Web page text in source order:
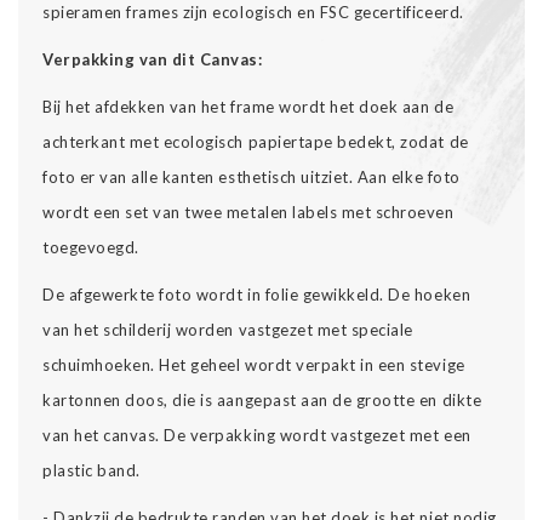
spieramen frames zijn ecologisch en FSC gecertificeerd.
Verpakking van dit Canvas:
Bij het afdekken van het frame wordt het doek aan de
achterkant met ecologisch papiertape bedekt, zodat de
foto er van alle kanten esthetisch uitziet. Aan elke foto
wordt een set van twee metalen labels met schroeven
toegevoegd.
De afgewerkte foto wordt in folie gewikkeld. De hoeken
van het schilderij worden vastgezet met speciale
schuimhoeken. Het geheel wordt verpakt in een stevige
kartonnen doos, die is aangepast aan de grootte en dikte
van het canvas. De verpakking wordt vastgezet met een
plastic band.